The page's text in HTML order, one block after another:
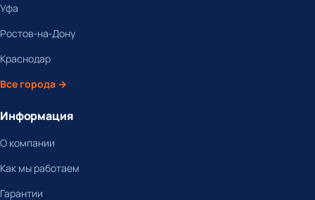
Уфа
Ростов-на-Дону
Краснодар
Все города →
Информация
О компании
Как мы работаем
Гарантии